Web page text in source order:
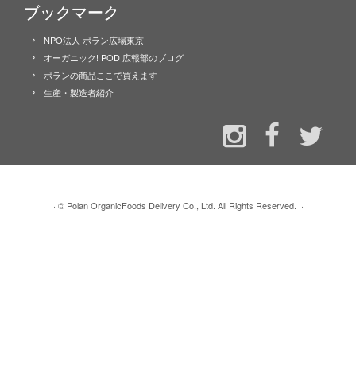
ブックマーク
NPO法人 ポラン広場東京
オーガニック! POD 広報部のブログ
ポランの商品ここで買えます
生産・製造者紹介
· © Polan OrganicFoods Delivery Co., Ltd. All Rights Reserved. ·